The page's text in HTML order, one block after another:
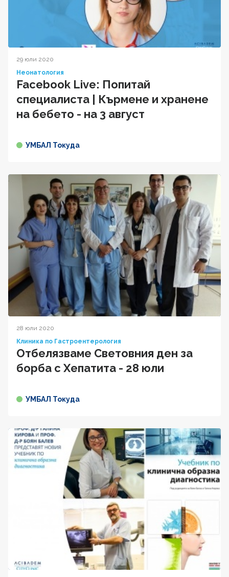
29 юли 2020
Неонатология
Facebook Live: Попитай
специалиста | Кърмене и хранене
на бебето - на 3 август
УМБАЛ Токуда
28 юли 2020
Клиника по Гастроентерология
Отбелязваме Световния ден за
борба с Хепатита - 28 юли
УМБАЛ Токуда